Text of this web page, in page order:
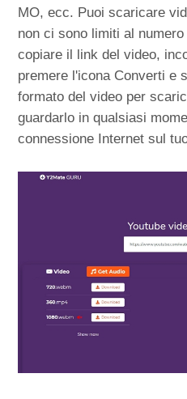
MO, ecc. Puoi scaricare
non ci sono limiti al
copiare il link del video,
premere l'icona Converti e
formato del video per
guardarlo in qualsiasi
connessione Internet sul